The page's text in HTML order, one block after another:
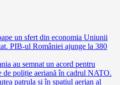
un sfert din economia Uniunii
PIB-ul României ajunge la 380
au semnat un acord pentru
de poliție aeriană în cadrul NATO.
patrula și în spațiul aerian al